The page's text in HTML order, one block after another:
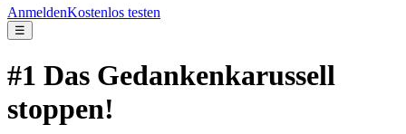
AnmeldenKostenlos testen
☰
#1 Das Gedankenkarussell
stoppen!